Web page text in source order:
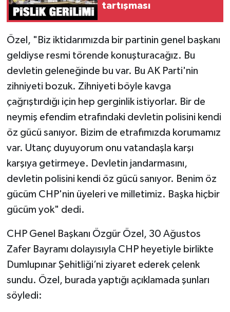
tartışması
Özel, "Biz iktidarımızda bir partinin genel başkanı
geldiyse resmi törende konuşturacağız. Bu
devletin geleneğinde bu var. Bu AK Parti'nin
zihniyeti bozuk. Zihniyeti böyle kavga
çağrıştırdığı için hep gerginlik istiyorlar. Bir de
neymiş efendim etrafındaki devletin polisini kendi
öz gücü sanıyor. Bizim de etrafımızda korumamız
var. Utanç duyuyorum onu vatandaşla karşı
karşıya getirmeye. Devletin jandarmasını,
devletin polisini kendi öz gücü sanıyor. Benim öz
gücüm CHP'nin üyeleri ve milletimiz. Başka hiçbir
gücüm yok" dedi.
CHP Genel Başkanı Özgür Özel, 30 Ağustos
Zafer Bayramı dolayısıyla CHP heyetiyle birlikte
Dumlupınar Şehitliği’ni ziyaret ederek çelenk
sundu. Özel, burada yaptığı açıklamada şunları
söyledi: